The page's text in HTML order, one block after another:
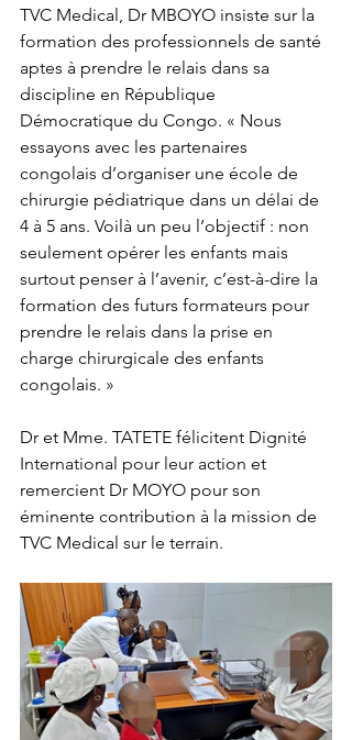
TVC Medical, Dr MBOYO insiste sur la
formation des professionnels de santé
aptes à prendre le relais dans sa
discipline en République
Démocratique du Congo. « Nous
essayons avec les partenaires
congolais d’organiser une école de
chirurgie pédiatrique dans un délai de
4 à 5 ans. Voilà un peu l’objectif : non
seulement opérer les enfants mais
surtout penser à l’avenir, c’est-à-dire la
formation des futurs formateurs pour
prendre le relais dans la prise en
charge chirurgicale des enfants
congolais. »
Dr et Mme. TATETE félicitent Dignité
International pour leur action et
remercient Dr MOYO pour son
éminente contribution à la mission de
TVC Medical sur le terrain.